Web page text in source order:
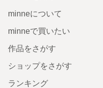
minneについて
minneで買いたい
作品をさがす
ショップをさがす
ランキング